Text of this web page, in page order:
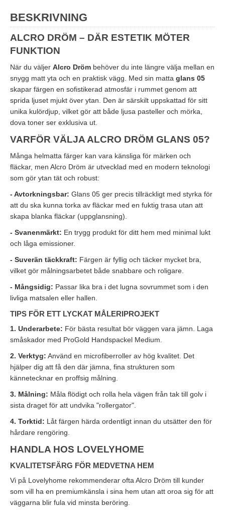
BESKRIVNING
ALCRO DRÖM – DÄR ESTETIK MÖTER
FUNKTION
När du väljer Alcro Dröm behöver du inte längre välja mellan en
snygg matt yta och en praktisk vägg. Med sin matta glans 05
skapar färgen en sofistikerad atmosfär i rummet genom att
sprida ljuset mjukt över ytan. Den är särskilt uppskattad för sitt
unika kulördjup, vilket gör att både ljusa pasteller och mörka,
dova toner ser exklusiva ut.
VARFÖR VÄLJA ALCRO DRÖM GLANS 05?
Många helmatta färger kan vara känsliga för märken och
fläckar, men Alcro Dröm är utvecklad med en modern teknologi
som gör ytan tät och robust:
- Avtorkningsbar: Glans 05 ger precis tillräckligt med styrka för
att du ska kunna torka av fläckar med en fuktig trasa utan att
skapa blanka fläckar (uppglansning).
- Svanenmärkt: En trygg produkt för ditt hem med minimal lukt
och låga emissioner.
- Suverän täckkraft: Färgen är fyllig och täcker mycket bra,
vilket gör målningsarbetet både snabbare och roligare.
- Mångsidig: Passar lika bra i det lugna sovrummet som i den
livliga matsalen eller hallen.
TIPS FÖR ETT LYCKAT MÅLERIPROJEKT
1. Underarbete: För bästa resultat bör väggen vara jämn. Laga
småskador med ProGold Handspackel Medium.
2. Verktyg: Använd en microfiberroller av hög kvalitet. Det
hjälper dig att få den där jämna, fina strukturen som
kännetecknar en proffsig målning.
3. Målning: Måla flödigt och rolla hela vägen från tak till golv i
sista draget för att undvika "rollergator".
4. Torktid: Låt färgen härda ordentligt innan du utsätter den för
hårdare rengöring.
HANDLA HOS LOVELYHOME
KVALITETSFÄRG FÖR MEDVETNA HEM
Vi på Lovelyhome rekommenderar ofta Alcro Dröm till kunder
som vill ha en premiumkänsla i sina hem utan att oroa sig för att
väggarna blir fula vid minsta beröring.